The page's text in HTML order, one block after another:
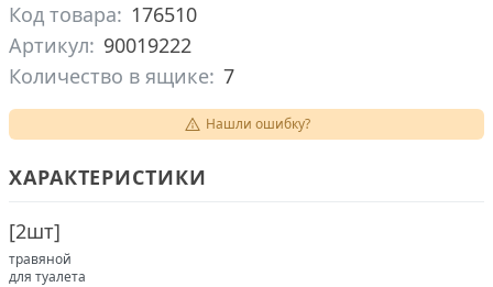
Код товара: 176510
Артикул: 90019222
Количество в ящике: 7
Нашли ошибку?
ХАРАКТЕРИСТИКИ
[2шт]
травяной
для туалета